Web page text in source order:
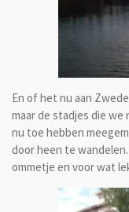
En of het nu aan
maar de stadjes die
nu toe hebben
door heen te
ommetje en voor wat